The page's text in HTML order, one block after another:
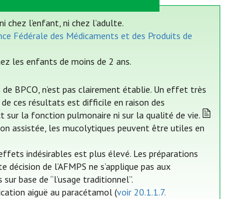
chez l’enfant, ni chez l’adulte.
Fédérale des Médicaments et des Produits de
les enfants de moins de 2 ans.
BPCO, n’est pas clairement établie. Un effet très
ces résultats est difficile en raison des
sur la fonction pulmonaire ni sur la qualité de vie.
assistée, les mucolytiques peuvent être utiles en
indésirables est plus élevé. Les préparations
de l’AFMPS ne s’applique pas aux
base de “l’usage traditionnel”.
aiguë au paracétamol (voir 20.1.1.7.